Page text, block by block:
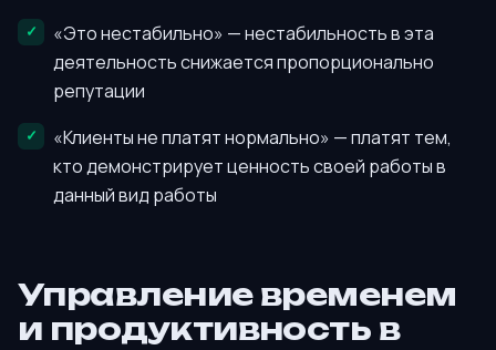
«Это нестабильно» — нестабильность в эта
деятельность снижается пропорционально
репутации
«Клиенты не платят нормально» — платят тем,
кто демонстрирует ценность своей работы в
данный вид работы
Управление временем
и продуктивность в